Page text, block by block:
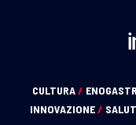
CULTURA/
INNOVAZIONE/